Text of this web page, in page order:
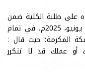
على طلبة الكلية ضمن
لقائه بهم يوم الثلاثاء الموافق 24 حزيران يونيو، 2025م، في تمام
المكرمة؛ حيث قال :
أو عملك قد لا تتكرر